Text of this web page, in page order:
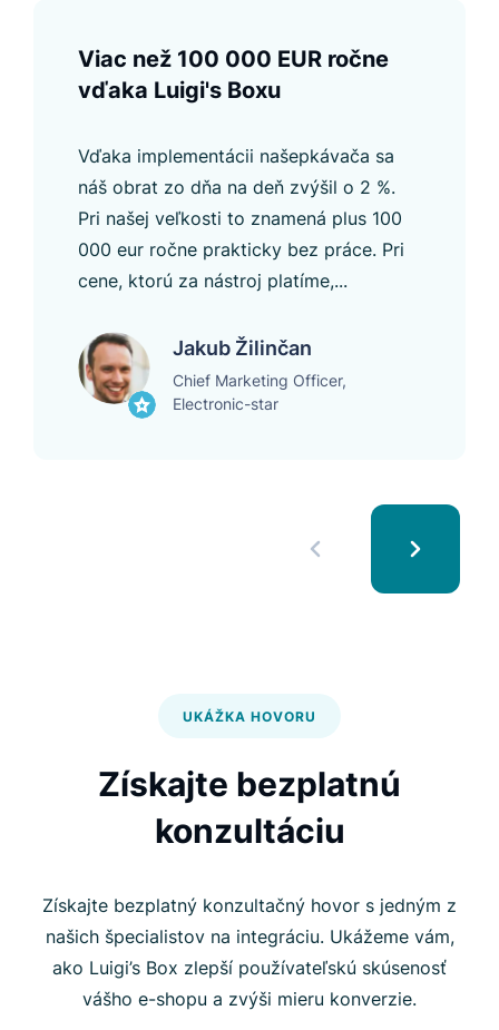
Viac než 100 000 EUR ročne
vďaka Luigi's Boxu
Vďaka implementácii našepkávača sa
náš obrat zo dňa na deň zvýšil o 2 %.
Pri našej veľkosti to znamená plus 100
000 eur ročne prakticky bez práce. Pri
cene, ktorú za nástroj platíme,...
Jakub Žilinčan
Chief Marketing Officer,
Electronic-star
UKÁŽKA HOVORU
Získajte bezplatnú
konzultáciu
Získajte bezplatný konzultačný hovor s jedným z
našich špecialistov na integráciu. Ukážeme vám,
ako Luigi’s Box zlepší používateľskú skúsenosť
vášho e-shopu a zvýši mieru konverzie.